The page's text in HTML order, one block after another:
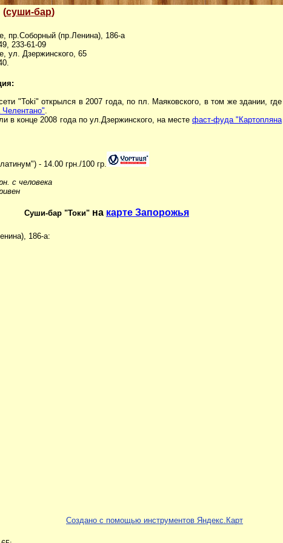
(суши-бар)
пр.Соборный (пр.Ленина), 186-а
233-61-09
ул. Дзержинского, 65
"Toki" открылся в 2007 года, по пл. Маяковского, в том же здании, где
.
в конце 2008 года по ул.Дзержинского, на месте фаст-фуда "Картопляна
- 14.00 грн./100 гр.
с человека
Суши-бар "Токи" на карте Запорожья
186-а:
Создано с помощью инструментов Яндекс.Карт